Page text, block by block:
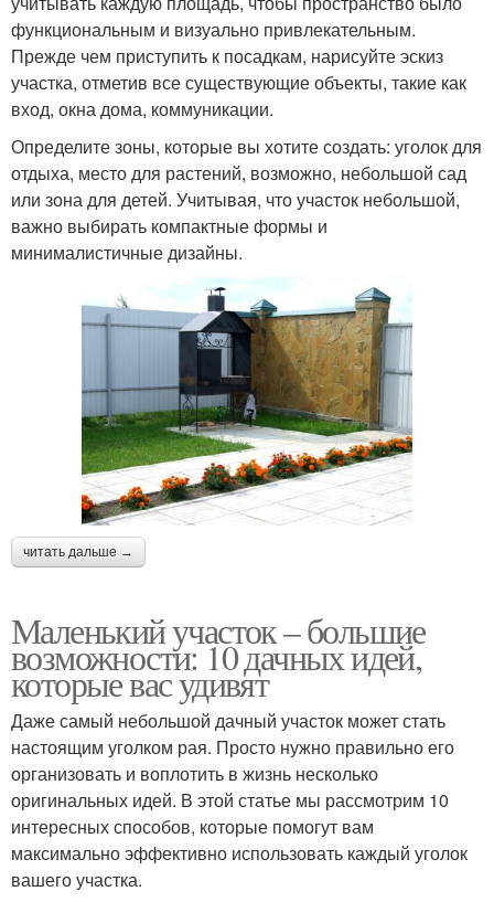
функциональным и визуально привлекательным.
Прежде чем приступить к посадкам, нарисуйте эскиз
участка, отметив все существующие объекты, такие как
вход, окна дома, коммуникации.
Определите зоны, которые вы хотите создать: уголок для
отдыха, место для растений, возможно, небольшой сад
или зона для детей. Учитывая, что участок небольшой,
важно выбирать компактные формы и
минималистичные дизайны.
читать дальше →
Маленький участок – большие
возможности: 10 дачных идей,
которые вас удивят
Даже самый небольшой дачный участок может стать
настоящим уголком рая. Просто нужно правильно его
организовать и воплотить в жизнь несколько
оригинальных идей. В этой статье мы рассмотрим 10
интересных способов, которые помогут вам
максимально эффективно использовать каждый уголок
вашего участка.